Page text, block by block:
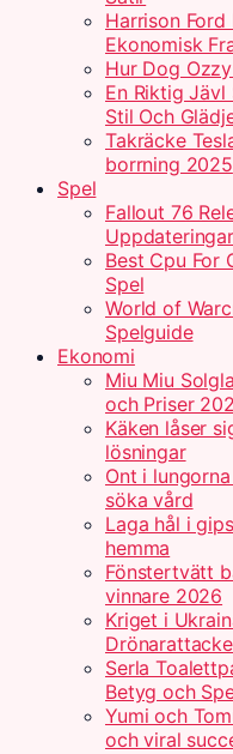
Harrison
Ekonomisk
Hur Dog
En Riktig Jävl
Stil Och
Takräcke
borrning 2025
Spel
Fallout 76
Uppdateringar
Best Cpu For
Spel
World of
Spelguide
Ekonomi
Miu Miu
och Priser
Käken låser
lösningar
Ont i
söka vård
Laga hål i
hemma
Fönstertvätt
vinnare 2026
Kriget i
Serla
Betyg och
Yumi och
och viral